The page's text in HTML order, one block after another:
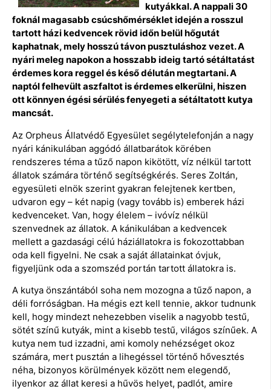
kutyákkal. A nappali 30
foknál magasabb csúcshőmérséklet idején a rosszul
tartott házi kedvencek rövid időn belül hőgutát
kaphatnak, mely hosszú távon pusztuláshoz vezet. A
nyári meleg napokon a hosszabb ideig tartó sétáltatást
érdemes kora reggel és késő délután megtartani. A
naptól felhevült aszfaltot is érdemes elkerülni, hiszen
ott könnyen égési sérülés fenyegeti a sétáltatott kutya
mancsát.
Az Orpheus Állatvédő Egyesület segélytelefonján a nagy
nyári kánikulában aggódó állatbarátok körében
rendszeres téma a tűző napon kikötött, víz nélkül tartott
állatok számára történő segítségkérés. Seres Zoltán,
egyesületi elnök szerint gyakran felejtenek kertben,
udvaron egy – két napig (vagy tovább is) emberek házi
kedvenceket. Van, hogy élelem – ivóvíz nélkül
szenvednek az állatok. A kánikulában a kedvencek
mellett a gazdasági célú háziállatokra is fokozottabban
oda kell figyelni. Ne csak a saját állatainkat óvjuk,
figyeljünk oda a szomszéd portán tartott állatokra is.
A kutya önszántából soha nem mozogna a tűző napon, a
déli forróságban. Ha mégis ezt kell tennie, akkor tudnunk
kell, hogy mindezt nehezebben viselik a nagyobb testű,
sötét színű kutyák, mint a kisebb testű, világos színűek. A
kutya nem tud izzadni, ami komoly nehézséget okoz
számára, mert pusztán a lihegéssel történő hővesztés
néha, bizonyos körülmények között nem elegendő,
ilyenkor az állat keresi a hűvös helyet, padlót, amire